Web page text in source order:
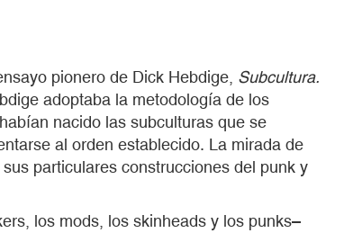
pionero de Dick Hebdige, Subcultura.
adoptaba la metodología de los
nacido las subculturas que se
al orden establecido. La mirada de
particulares construcciones del punk y
los mods, los skinheads y los punks–